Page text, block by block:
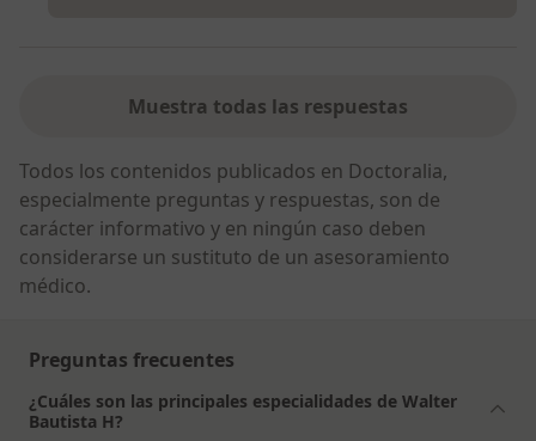
Muestra todas las respuestas
Todos los contenidos publicados en Doctoralia,
especialmente preguntas y respuestas, son de
carácter informativo y en ningún caso deben
considerarse un sustituto de un asesoramiento
médico.
Preguntas frecuentes
¿Cuáles son las principales especialidades de Walter
Bautista H?